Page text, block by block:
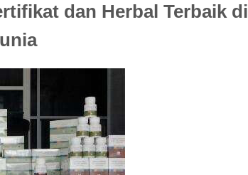
dan Herbal Terbaik di